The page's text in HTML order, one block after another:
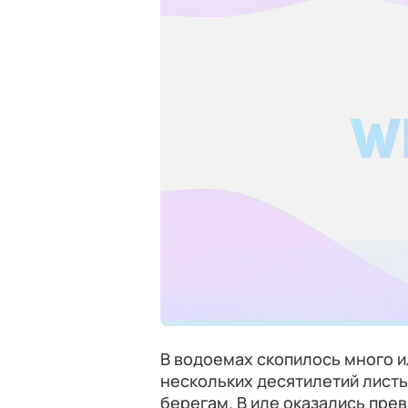
В водоемах скопилось много
нескольких десятилетий
берегам. В иле оказались